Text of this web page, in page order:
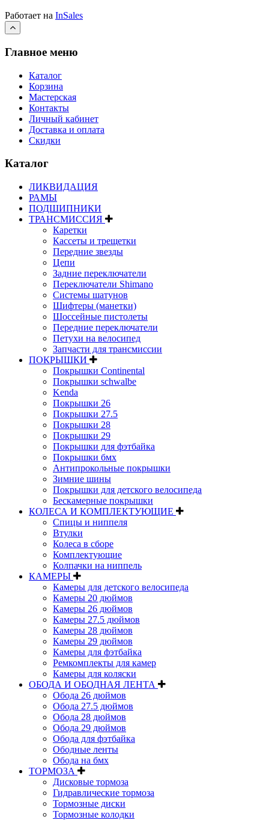
Работает на InSales
Главное меню
Каталог
Корзина
Мастерская
Контакты
Личный кабинет
Доставка и оплата
Скидки
Каталог
ЛИКВИДАЦИЯ
РАМЫ
ПОДШИПНИКИ
ТРАНСМИССИЯ
Каретки
Кассеты и трещетки
Передние звезды
Цепи
Задние переключатели
Переключатели Shimano
Системы шатунов
Шифтеры (манетки)
Шоссейные пистолеты
Передние переключатели
Петухи на велосипед
Запчасти для трансмиссии
ПОКРЫШКИ
Покрышки Continental
Покрышки schwalbe
Kenda
Покрышки 26
Покрышки 27.5
Покрышки 28
Покрышки 29
Покрышки для фэтбайка
Покрышки бмх
Антипрокольные покрышки
Зимние шины
Покрышки для детского велосипеда
Бескамерные покрышки
КОЛЕСА И КОМПЛЕКТУЮЩИЕ
Спицы и ниппеля
Втулки
Колеса в сборе
Комплектующие
Колпачки на ниппель
КАМЕРЫ
Камеры для детского велосипеда
Камеры 20 дюймов
Камеры 26 дюймов
Камеры 27.5 дюймов
Камеры 28 дюймов
Камеры 29 дюймов
Камеры для фэтбайка
Ремкомплекты для камер
Камеры для коляски
ОБОДА И ОБОДНАЯ ЛЕНТА
Обода 26 дюймов
Обода 27.5 дюймов
Обода 28 дюймов
Обода 29 дюймов
Обода для фэтбайка
Ободные ленты
Обода на бмх
ТОРМОЗА
Дисковые тормоза
Гидравлические тормоза
Тормозные диски
Тормозные колодки